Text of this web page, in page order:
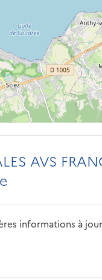
AVS
informations à